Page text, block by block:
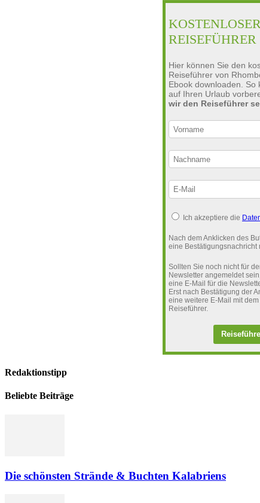
REISEFÜHRER
Hier können Sie den
Reiseführer von
Ebook downloaden. So
auf Ihren Urlaub
wir den Reiseführer
Ich akzeptiere die
Nach dem Anklicken des
eine Bestätigungsnachricht
Sollten Sie noch nicht für
Newsletter angemeldet
eine E-Mail für die
Erst nach Bestätigung der
eine weitere E-Mail mit
Reiseführer.
Redaktionstipp
Beliebte Beiträge
Die schönsten Strände & Buchten Kalabriens